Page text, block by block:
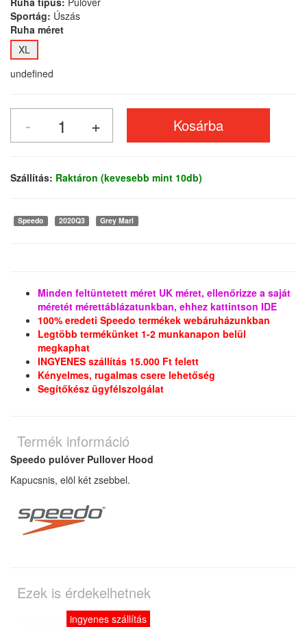
Sportág: Úszás
Ruha méret
XL
undefined
Szállítás: Raktáron (kevesebb mint 10db)
Speedo 2020Q3 Grey Marl
Minden feltüntetett méret UK méret, ellenőrizze a saját
méretét mérettáblázatunkban, ehhez kattintson IDE
100% eredeti Speedo termékek webáruházunkban
Legtöbb termékünket 1-2 munkanapon belül
megkaphat
INGYENES szállítás 15.000 Ft felett
Kényelmes, rugalmas csere lehetőség
Segítőkész ügyfélszolgálat
Termék információ
Speedo pulóver Pullover Hood
Kapucsnis, elöl két zsebbel.
Ezek is érdekelhetnek
ingyenes szállítás